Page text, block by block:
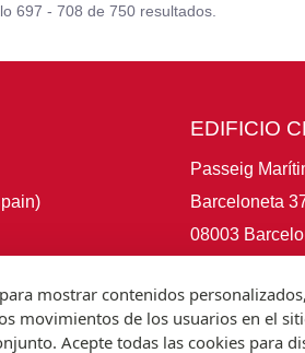
697 - 708 de 750 resultados.
EDIFICIO
Passeig
Barceloneta
08003
mostrar contenidos
movimientos de los usuarios en el
Acepte todas las cookies para